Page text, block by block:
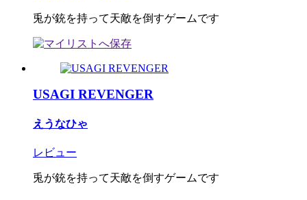
兎が銃を持って天敵を倒すゲームです
USAGI REVENGER
えうなひゃ
レビュー
兎が銃を持って天敵を倒すゲームです